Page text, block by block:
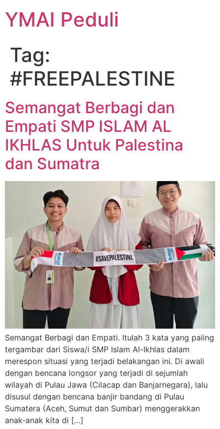
YMAI Peduli
Tag:
#FREEPALESTINE
Semangat Berbagi dan
Empati SMP ISLAM AL
IKHLAS Untuk Palestina
dan Sumatra
Semangat Berbagi dan Empati. Itulah 3 kata yang paling
tergambar dari Siswa/i SMP Islam Al-Ikhlas dalam
merespon situasi yang terjadi belakangan ini. Di awali
dengan bencana longsor yang terjadi di sejumlah
wilayah di Pulau Jawa (Cilacap dan Banjarnegara), lalu
disusul dengan bencana banjir bandang di Pulau
Sumatera (Aceh, Sumut dan Sumbar) menggerakkan
anak-anak kita di […]